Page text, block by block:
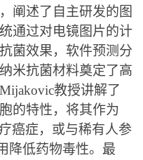
阐述了自主研发的图
通过对电镜图片的计
菌效果，软件预测分
米抗菌材料奠定了高
Mijakovic教授讲解了
的特性，将其作为
癌症，或与稀有人参
降低药物毒性。 最